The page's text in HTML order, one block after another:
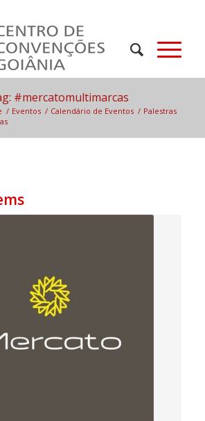
#mercatomultimarcas
/ Eventos / Calendário de Eventos / Palestras